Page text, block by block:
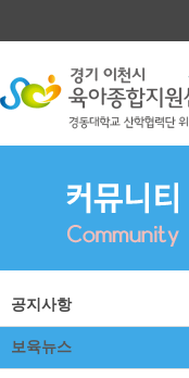
공지사항
보육뉴스